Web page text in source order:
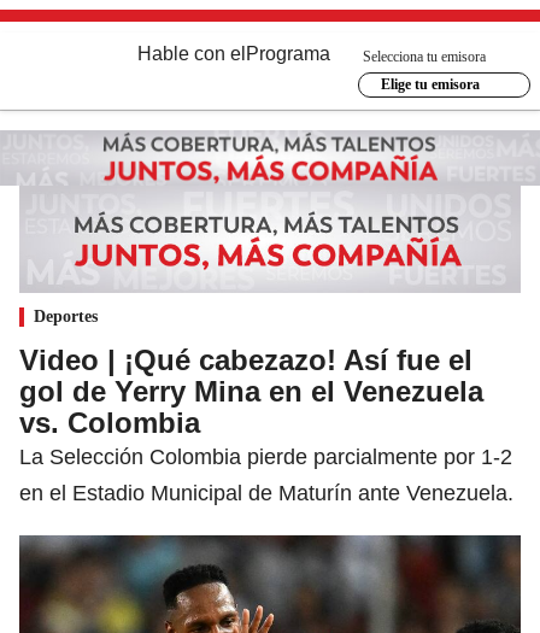
Hable con el Programa
Selecciona tu emisora
Elige tu emisora
Deportes
Video | ¡Qué cabezazo! Así fue el
gol de Yerry Mina en el Venezuela
vs. Colombia
La Selección Colombia pierde parcialmente por 1-2
en el Estadio Municipal de Maturín ante Venezuela.